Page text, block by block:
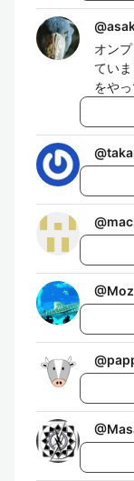
@
オン
てい
をやっ
@
@
@
@
@